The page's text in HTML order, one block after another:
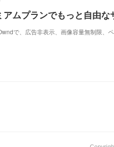
アムプランでもっと自由な
で、広告非表示、画像容量無制限、